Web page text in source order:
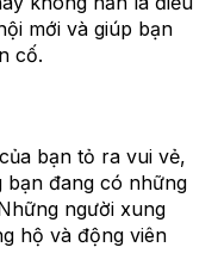
mới và giúp bạn
cố.
bạn tỏ ra vui vẻ,
bạn đang có những
người xung
hộ và động viên